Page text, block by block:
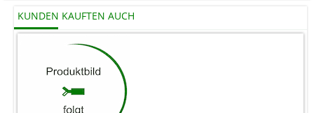
KUNDEN KAUFTEN AUCH